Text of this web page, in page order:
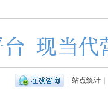
| 站点统计 |